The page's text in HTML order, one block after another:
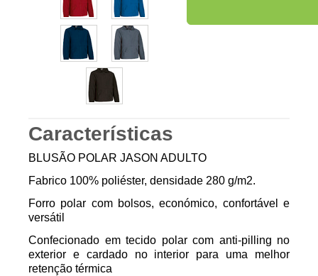
Características
BLUSÃO POLAR JASON ADULTO
Fabrico 100% poliéster, densidade 280 g/m2.
Forro polar com bolsos, económico, confortável e
versátil
Confecionado em tecido polar com anti-pilling no
exterior e cardado no interior para uma melhor
retenção térmica